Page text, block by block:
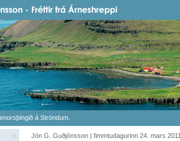
á Ströndum.
Jón G. Guðjónsson | fimmtudagurinn 24. mars